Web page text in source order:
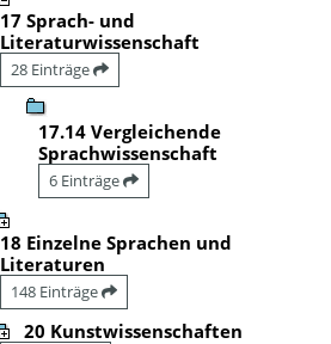
17 Sprach- und
Literaturwissenschaft
28 Einträge
17.14 Vergleichende
Sprachwissenschaft
6 Einträge
18 Einzelne Sprachen und
Literaturen
148 Einträge
20 Kunstwissenschaften